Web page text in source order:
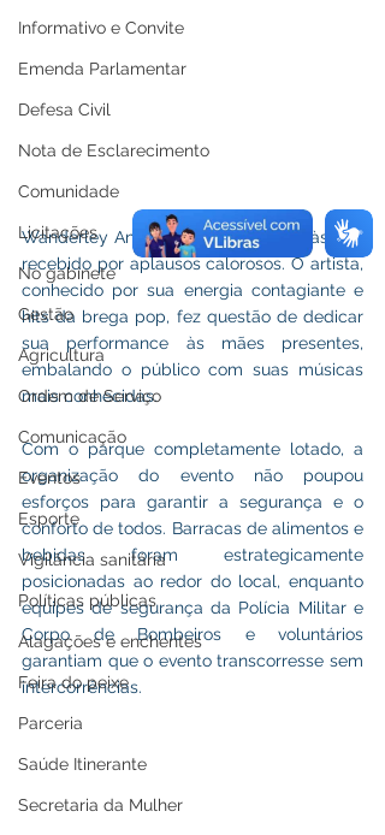
Informativo e Convite
Emenda Parlamentar
Defesa Civil
Nota de Esclarecimento
Comunidade
Licitações
No gabinete
Gestão
Agricultura
Ordem de Serviço
Comunicação
Eventos
Esporte
Vigilância sanitária
Políticas públicas
Alagações e enchentes
Feira do peixe
Parceria
Saúde Itinerante
Secretaria da Mulher
Wanderley Andrade subiu ao palco às 21h,
recebido por aplausos calorosos. O artista,
conhecido por sua energia contagiante e
hits da brega pop, fez questão de dedicar
sua performance às mães presentes,
embalando o público com suas músicas
mais conhecidas.
Com o parque completamente lotado, a
organização do evento não poupou
esforços para garantir a segurança e o
conforto de todos. Barracas de alimentos e
bebidas foram estrategicamente
posicionadas ao redor do local, enquanto
equipes de segurança da Polícia Militar e
Corpo de Bombeiros e voluntários
garantiam que o evento transcorresse sem
intercorrências.